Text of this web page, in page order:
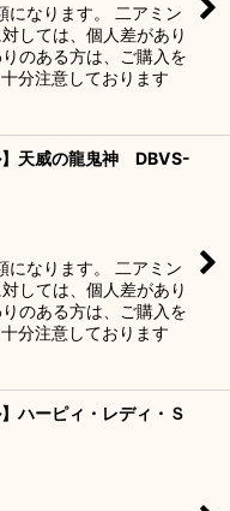
なります。 二アミン
しては、個人差があり
のある方は、ご購入を
分注意しております
】天威の龍鬼神 DBVS-
なります。 二アミン
しては、個人差があり
のある方は、ご購入を
分注意しております
ハーピィ・レディ・Ｓ